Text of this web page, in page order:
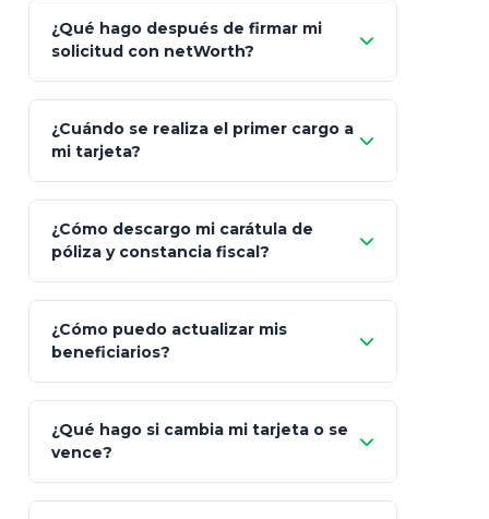
App Store (iOS) Google Play
Bienvenida
"¿Aún no tienes cuenta?
Regístrate"
¿Qué hago después de firmar mi
solicitud con netWorth?
¿Cuándo se realiza el primer cargo a
mi tarjeta?
¿Cómo descargo mi carátula de
póliza y constancia fiscal?
"Mis Pólizas" > "Documentos"
¿Cómo puedo actualizar mis
beneficiarios?
¿Qué hago si cambia mi tarjeta o se
vence?